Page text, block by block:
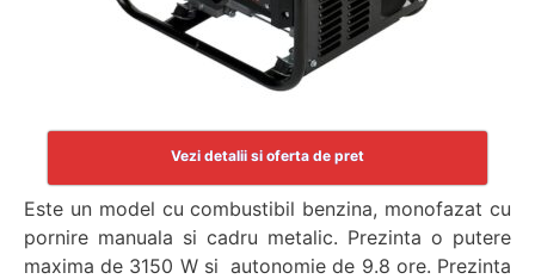
Vezi detalii si oferta de pret
Este un model cu combustibil benzina, monofazat cu
pornire manuala si cadru metalic. Prezinta o putere
maxima de 3150 W si autonomie de 9.8 ore. Prezinta